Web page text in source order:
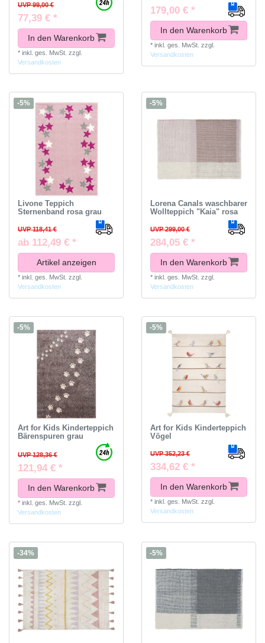
UVP 99,00 €
77,39 € *
In den Warenkorb
* inkl. ges. MwSt. zzgl.
Versandkosten
179,00 € *
In den Warenkorb
* inkl. ges. MwSt. zzgl.
Versandkosten
-5%
Livone Teppich
Sternenband rosa grau
UVP 118,41 €
ab 112,49 € *
Artikel anzeigen
* inkl. ges. MwSt. zzgl.
Versandkosten
-5%
Lorena Canals waschbarer
Wollteppich "Kaia" rosa
UVP 299,00 €
284,05 € *
In den Warenkorb
* inkl. ges. MwSt. zzgl.
Versandkosten
-5%
Art for Kids Kinderteppich
Bärenspuren grau
UVP 128,36 €
121,94 € *
In den Warenkorb
* inkl. ges. MwSt. zzgl.
Versandkosten
-5%
Art for Kids Kinderteppich
Vögel
UVP 352,23 €
334,62 € *
In den Warenkorb
* inkl. ges. MwSt. zzgl.
Versandkosten
-34% -5%